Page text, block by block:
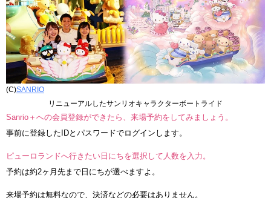
(C)SANRIO
リニューアルしたサンリオキャラクターボートライド
Sanrio＋への会員登録ができたら、来場予約をしてみましょう。
事前に登録したIDとパスワードでログインします。
ピューロランドへ行きたい日にちを選択して人数を入力。
予約は約2ヶ月先まで日にちが選べますよ。
来場予約は無料なので、決済などの必要はありません。